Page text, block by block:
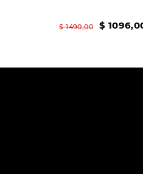
$ 1490,00 $ 1096,